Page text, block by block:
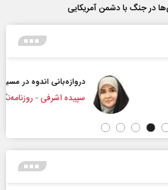
در جنگ با دشمن آمریکایی
اندوه در مسیر امید
اشرفی - روزنامه‌نگار